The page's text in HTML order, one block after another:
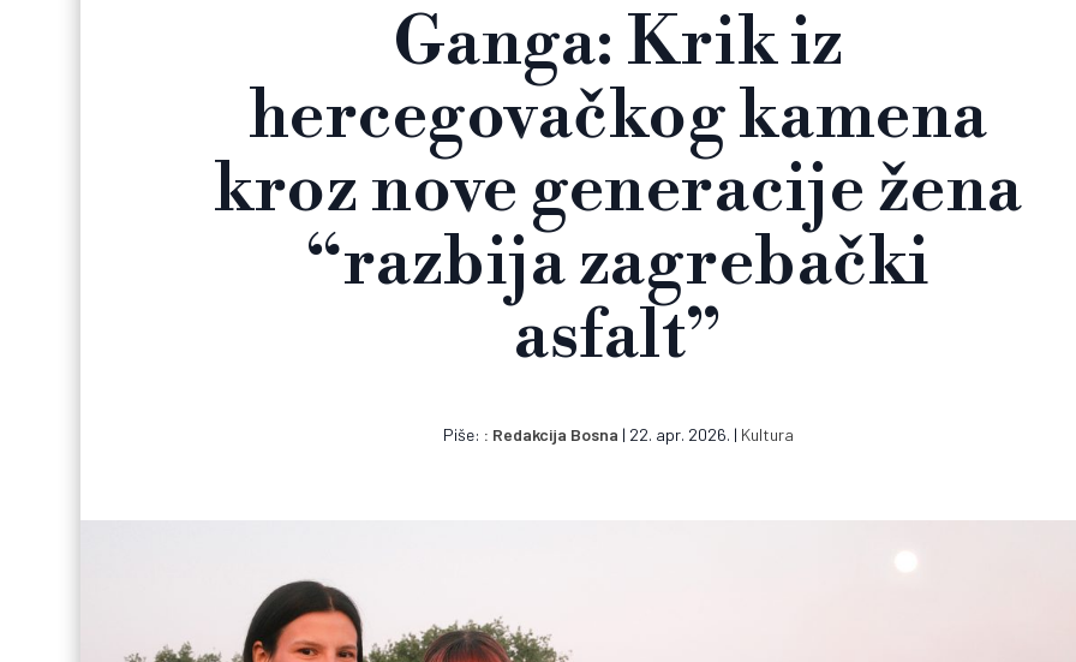
Ganga: Krik iz
hercegovačkog kamena
kroz nove generacije žena
“razbija zagrebački
asfalt”
Piše: Redakcija Bosna | 22. apr. 2026. | Kultura